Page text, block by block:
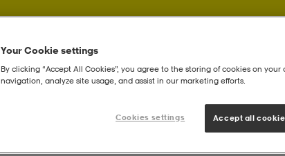
Your Cookie settings
By clicking “Accept All Cookies”, you agree to the storing of cookies on
navigation, analyze site usage, and assist in our marketing efforts.
Cookies settings Accept all